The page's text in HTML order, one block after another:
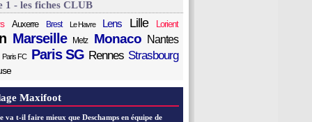
1 - les fiches CLUB
Auxerre Brest Le Havre Lens Lille Lorient
Marseille Metz Monaco Nantes
Paris FC Paris SG Rennes Strasbourg
Maxifoot
va t-il faire mieux que Deschamps en équipe de